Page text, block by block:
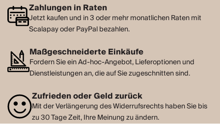
Zahlungen in Raten
Jetzt kaufen und in 3 oder mehr monatlichen Raten mit
Scalapay oder PayPal bezahlen.
Maßgeschneiderte Einkäufe
Fordern Sie ein Ad-hoc-Angebot, Lieferoptionen und
Dienstleistungen an, die auf Sie zugeschnitten sind.
Zufrieden oder Geld zurück
Mit der Verlängerung des Widerrufsrechts haben Sie bis
zu 30 Tage Zeit, Ihre Meinung zu ändern.